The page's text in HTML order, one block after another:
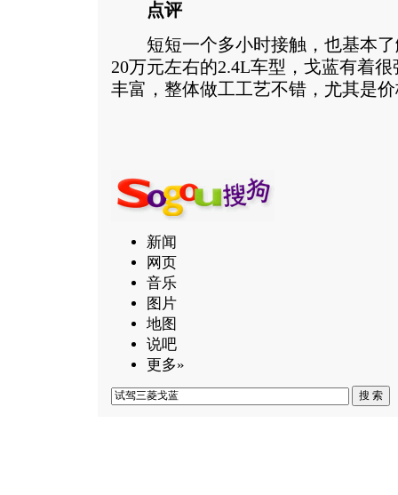
点评
短短一个多小时接触，也基本了
20万元左右的2.4L车型，戈蓝有着
丰富，整体做工工艺不错，尤其是
新闻
网页
音乐
图片
地图
说吧
更多»